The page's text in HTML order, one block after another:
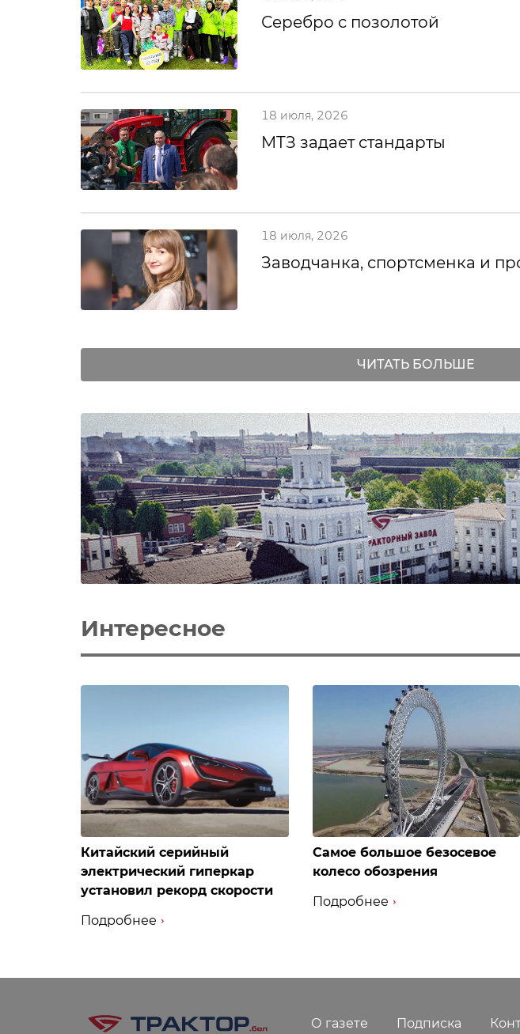
Серебро с позолотой
18 июля, 2026
МТЗ задает стандарты
18 июля, 2026
Заводчанка, спортсменка и
ЧИТАТЬ БОЛЬШЕ
Интересное
Китайский серийный
электрический гиперкар
установил рекорд скорости
Подробнее
Самое большое безосевое
колесо обозрения
Подробнее
О газете Подписка